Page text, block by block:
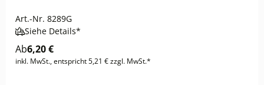
Art.-Nr. 8289G
Siehe Details*
Ab6,20 €
inkl. MwSt., entspricht 5,21 € zzgl. MwSt.*